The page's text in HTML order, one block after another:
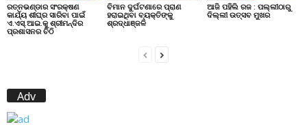
ରତ୍ନଭଣ୍ଡାର ସଂରକ୍ଷଣ
କାର୍ଯ୍ୟ ଶୀଘ୍ର ସାରିବା ପାଇଁ
ଏ.ଏସ୍.ଆଇ.କୁ ଶ୍ରୀମନ୍ଦିର
ପ୍ରଶାସନର ଚିଠି
ବିମାନ ଦୁର୍ଘଟଣାରେ ପ୍ରାଣ
ହରାଇଥିବା ବ୍ୟକ୍ତିଙ୍କୁ
ଶ୍ରଦ୍ଧାଞ୍ଜଳି
ଆଜି ପହିଲି ରଜ : ପଲ୍ଲୀଠାରୁ
ଦିଲ୍ଲୀ ଉତ୍ସବ ମୁଖର
Adv